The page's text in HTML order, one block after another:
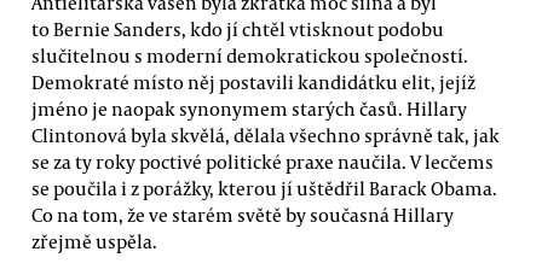
to Bernie Sanders, kdo jí chtěl vtisknout podobu
slučitelnou s moderní demokratickou společností.
Demokraté místo něj postavili kandidátku elit, jejíž
jméno je naopak synonymem starých časů. Hillary
Clintonová byla skvělá, dělala všechno správně tak, jak
se za ty roky poctivé politické praxe naučila. V lecčems
se poučila i z porážky, kterou jí uštědřil Barack Obama.
Co na tom, že ve starém světě by současná Hillary
zřejmě uspěla.